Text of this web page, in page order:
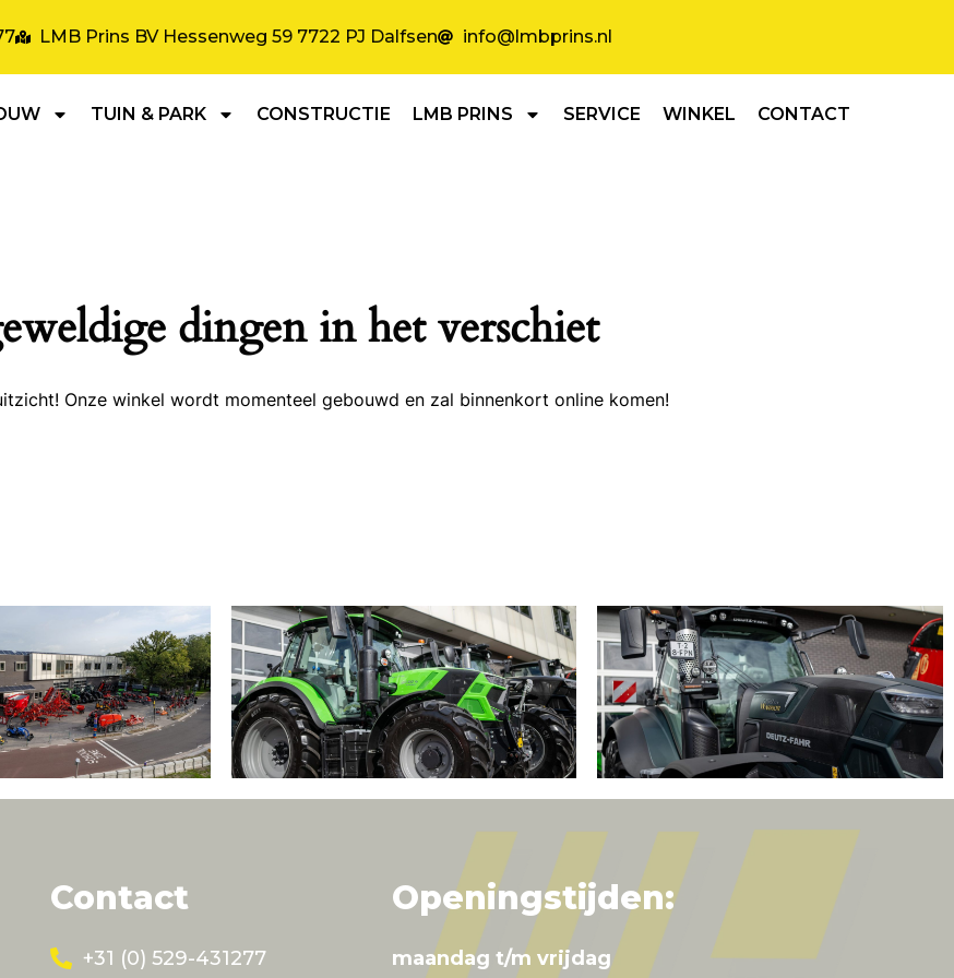
LMB Prins BV Hessenweg 59 7722 PJ Dalfsen info@lmbprins.nl
TUIN & PARK CONSTRUCTIE LMB PRINS SERVICE WINKEL CONTACT
dingen in het verschiet
Onze winkel wordt momenteel gebouwd en zal binnenkort online komen!
Contact
+31 (0) 529-431277
Openingstijden:
maandag t/m vrijdag